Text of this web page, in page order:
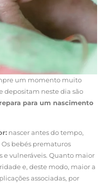
um momento muito
depositam neste dia são
para um nascimento
nascer antes do tempo,
bebés prematuros
e vulneráveis. Quanto maior
e, deste modo, maior a
associadas, por